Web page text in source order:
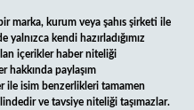
marka, kurum veya şahıs şirketi ile
yalnızca kendi hazırladığımız
içerikler haber niteliği
hakkında paylaşım
ile isim benzerlikleri tamamen
ve tavsiye niteliği taşımazlar.